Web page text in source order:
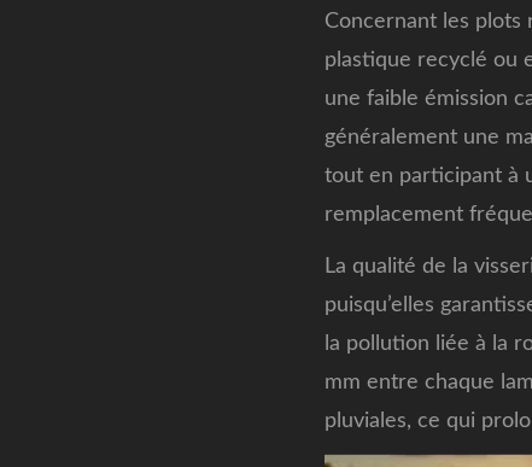
Concernant les plots
plastique recyclé ou
une faible émission
généralement une
tout en participant à
remplacement
La qualité de la
puisqu’elles
la pollution liée à la
mm entre chaque
pluviales, ce qui